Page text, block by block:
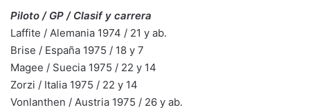
Piloto / GP / Clasif y carrera
Laffite / Alemania 1974 / 21 y ab.
Brise / España 1975 / 18 y 7
Magee / Suecia 1975 / 22 y 14
Zorzi / Italia 1975 / 22 y 14
Vonlanthen / Austria 1975 / 26 y ab.